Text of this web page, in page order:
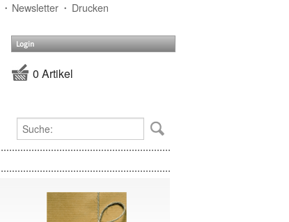
Newsletter Drucken
Login
0 Artikel